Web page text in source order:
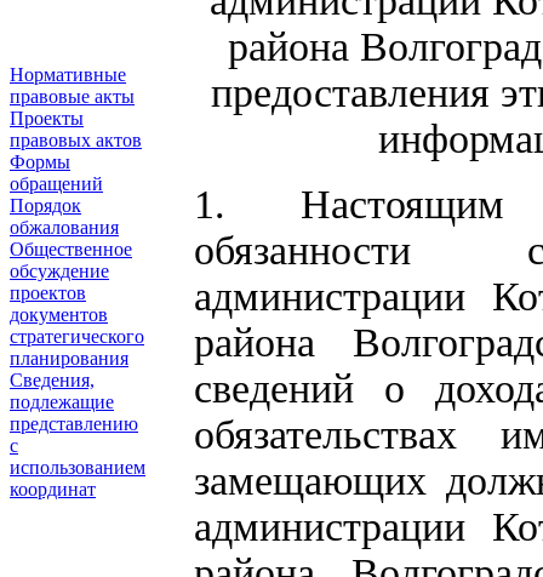
Нормативные
правовые акты
Проекты
правовых актов
Формы
обращений
Порядок
обжалования
Общественное
обсуждение
проектов
документов
стратегического
планирования
Сведения,
подлежащие
представлению
с
использованием
координат
района
предоставления
1. Настоящим
обязанности
администрации
района
сведений о
обязательствах
замещающих
администрации